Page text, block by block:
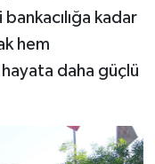
kadar
hem
hayata daha güçlü